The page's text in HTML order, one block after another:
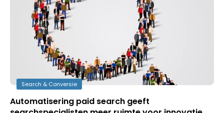
Search & Conversie
Automatisering paid search geeft